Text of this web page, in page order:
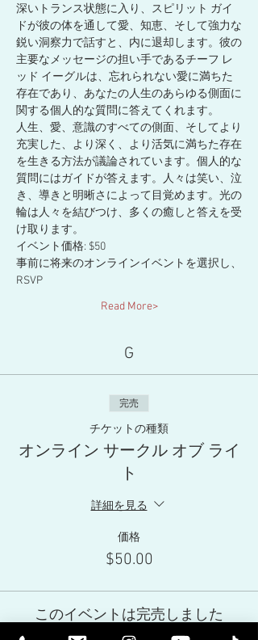
深いトランス状態に入り、スピリット ガイ
ドが彼の体を通して愛、知恵、そして強力な
鋭い洞察力で話すと、内に退却します。彼の
主要なメッセージの担い手であるチーフ レ
ッド イーグルは、忘れられない愛に満ちた
存在であり、あなたの人生のあらゆる側面に
関する個人的な質問に答えてくれます。
人生、愛、意識のすべての側面、そしてより
充実した、より深く、より活気に満ちた存在
を生きる方法が議論されています。個人的な
質問にはガイドが答えます。人々は笑い、泣
き、導きと明晰さによって目覚めます。光の
輪は人々を結びつけ、多くの癒しと答えを受
け取ります。
イベント価格: $50
事前に将来のオンラインイベントを選択し、
RSVP
Read More>
G
完売
チケットの種類
オンライン サークル オブ ライ
ト
詳細を見る
価格
$50.00
このイベントは完売しました